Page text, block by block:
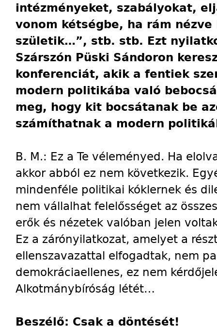
intézményeket, szabályokat,
vonom kétségbe, ha rám
születik…”, stb. stb. Ezt
Szárszón Püski Sándoron
konferenciát, akik a fentiek
modern politikába való
meg, hogy kit bocsátanak be
számíthatnak a modern
B. M.: Ez a Te véleményed. Ha
akkor abból ez nem következik.
mindenféle politikai kóklernek és
nem vállalhat felelősséget az
erők és nézetek valóban jelen
Ez a zárónyilatkozat, amelyet a
ellenszavazattal elfogadtak, nem
demokráciaellenes, ez nem
Alkotmánybíróság létét…
Beszélő: Csak a döntését!